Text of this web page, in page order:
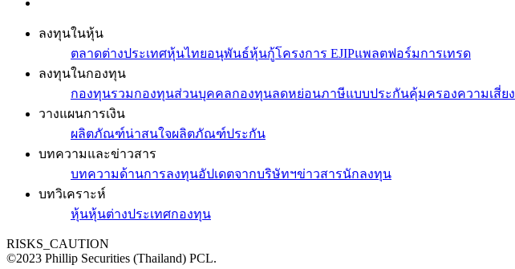
ลงทุนในหุ้น
ตลาดต่างประเทศหุ้นไทยอนุพันธ์หุ้นกู้โครงการ EJIPแพลตฟอร์มการเทรด
ลงทุนในกองทุน
กองทุนรวมกองทุนส่วนบุคคลกองทุนลดหย่อนภาษีแบบประกันคุ้มครองความเสี่ยง
วางแผนการเงิน
ผลิตภัณฑ์น่าสนใจผลิตภัณฑ์ประกัน
บทความและข่าวสาร
บทความด้านการลงทุนอัปเดตจากบริษัทฯข่าวสารนักลงทุน
บทวิเคราะห์
หุ้นหุ้นต่างประเทศกองทุน
RISKS_CAUTION
©2023 Phillip Securities (Thailand) PCL.